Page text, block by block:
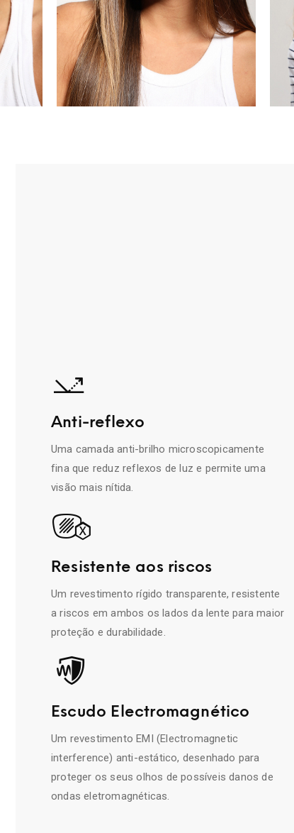
Anti-reflexo
Uma camada anti-brilho microscopicamente
fina que reduz reflexos de luz e permite uma
visão mais nítida.
Resistente aos riscos
Um revestimento rígido transparente, resistente
a riscos em ambos os lados da lente para maior
proteção e durabilidade.
Escudo Electromagnético
Um revestimento EMI (Electromagnetic
interference) anti-estático, desenhado para
proteger os seus olhos de possíveis danos de
ondas eletromagnéticas.